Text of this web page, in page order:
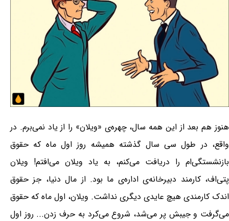
هنوز هم بعد از این همه سال، چهره‌ی «ویلان» را از یاد نمی‌برم. در
واقع، در طول سی سال گذشته همیشه روز اول ماه که حقوق
بازنشستگی‌ام را دریافت می‌کنم، به یاد ویلان می‌افتم! ویلان
پتی‌اف، کارمند دبیرخانه‌ی اداره‌ی ما بود. از مال دنیا، جز حقوق
اندک کارمندی هیچ عایدی دیگری نداشت. ویلان، اول ماه که حقوق
می‌گرفت و جیبش پر می‌شد، شروع می‌کرد به حرف زدن... روز اول